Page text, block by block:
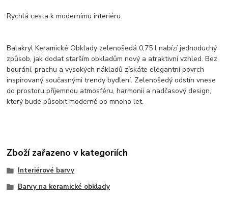
Rychlá cesta k modernímu interiéru
Balakryl Keramické Obklady zelenošedá 0,75 l nabízí jednoduchý
způsob, jak dodat starším obkladům nový a atraktivní vzhled. Bez
bourání, prachu a vysokých nákladů získáte elegantní povrch
inspirovaný současnými trendy bydlení. Zelenošedý odstín vnese
do prostoru příjemnou atmosféru, harmonii a nadčasový design,
který bude působit moderně po mnoho let.
Zboží zařazeno v kategoriích
Interiérové barvy
Barvy na keramické obklady